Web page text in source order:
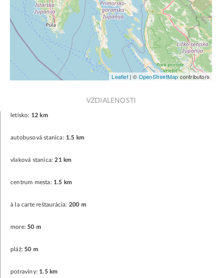
Leaflet| © OpenStreetMap contributors
VZDIALENOSTI
letisko: 12 km
autobusová stanica: 1.5 km
vlaková stanica: 21 km
centrum mesta: 1.5 km
à la carte reštaurácia: 200 m
more: 50 m
pláž: 50 m
potraviny: 1.5 km